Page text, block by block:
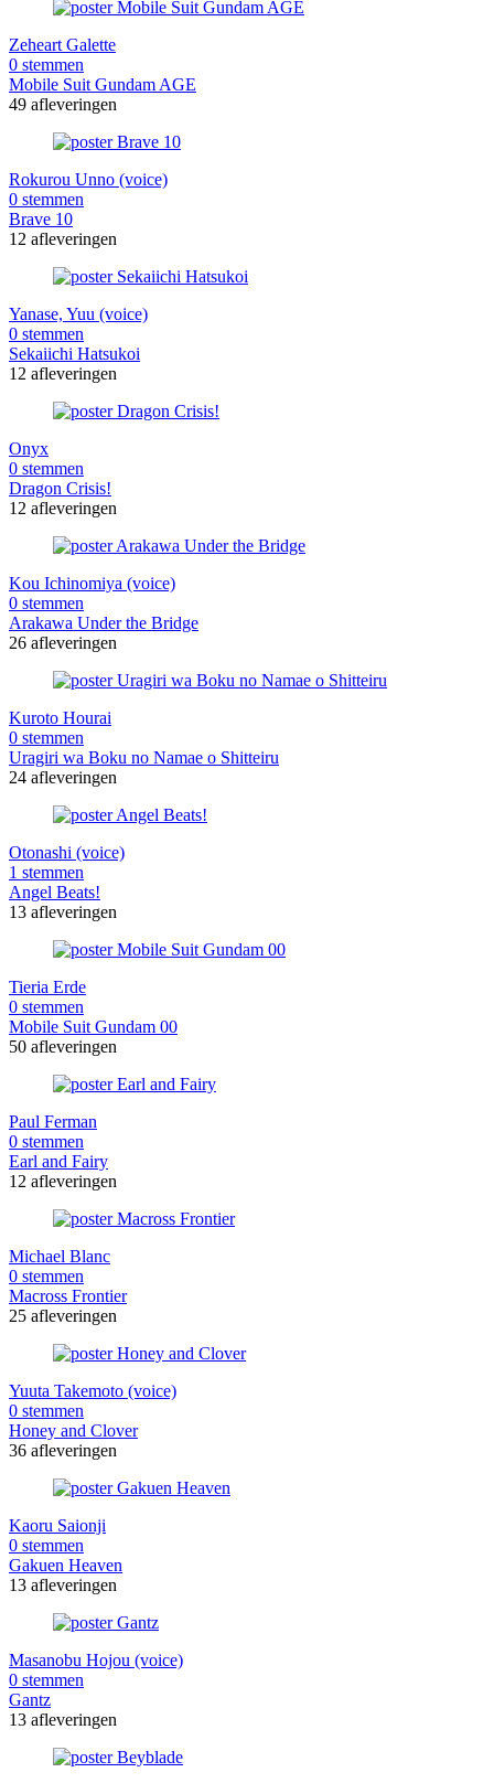
Zeheart Galette
0 stemmen
Mobile Suit Gundam AGE
49 afleveringen
Rokurou Unno (voice)
0 stemmen
Brave 10
12 afleveringen
Yanase, Yuu (voice)
0 stemmen
Sekaiichi Hatsukoi
12 afleveringen
Onyx
0 stemmen
Dragon Crisis!
12 afleveringen
Kou Ichinomiya (voice)
0 stemmen
Arakawa Under the Bridge
26 afleveringen
Kuroto Hourai
0 stemmen
Uragiri wa Boku no Namae o Shitteiru
24 afleveringen
Otonashi (voice)
1 stemmen
Angel Beats!
13 afleveringen
Tieria Erde
0 stemmen
Mobile Suit Gundam 00
50 afleveringen
Paul Ferman
0 stemmen
Earl and Fairy
12 afleveringen
Michael Blanc
0 stemmen
Macross Frontier
25 afleveringen
Yuuta Takemoto (voice)
0 stemmen
Honey and Clover
36 afleveringen
Kaoru Saionji
0 stemmen
Gakuen Heaven
13 afleveringen
Masanobu Hojou (voice)
0 stemmen
Gantz
13 afleveringen